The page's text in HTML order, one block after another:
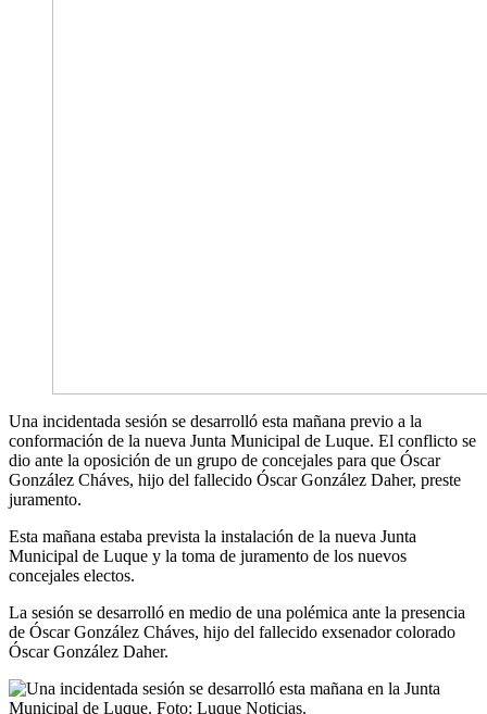
Una incidentada sesión se desarrolló esta mañana previo a la
conformación de la nueva Junta Municipal de Luque. El conflicto se
dio ante la oposición de un grupo de concejales para que Óscar
González Cháves, hijo del fallecido Óscar González Daher, preste
juramento.
Esta mañana estaba prevista la instalación de la nueva Junta
Municipal de Luque y la toma de juramento de los nuevos
concejales electos.
La sesión se desarrolló en medio de una polémica ante la presencia
de Óscar González Cháves, hijo del fallecido exsenador colorado
Óscar González Daher.